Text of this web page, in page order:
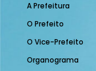
A Prefeitura
O Prefeito
O Vice-Prefeito
Organograma